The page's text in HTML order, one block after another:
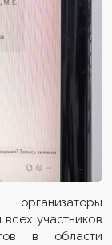
участников
в области